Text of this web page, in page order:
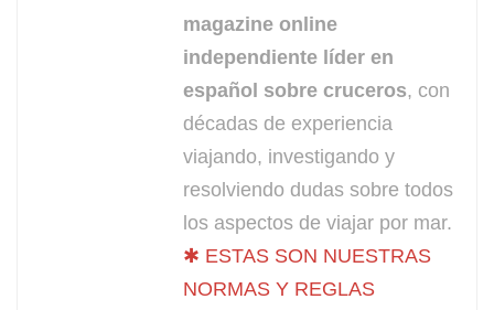
magazine online
independiente líder en
español sobre cruceros, con
décadas de experiencia
viajando, investigando y
resolviendo dudas sobre todos
los aspectos de viajar por mar.
✱ ESTAS SON NUESTRAS
NORMAS Y REGLAS